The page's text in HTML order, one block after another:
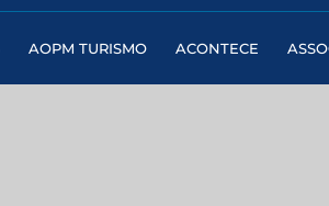
AOPM TURISMO ACONTECE